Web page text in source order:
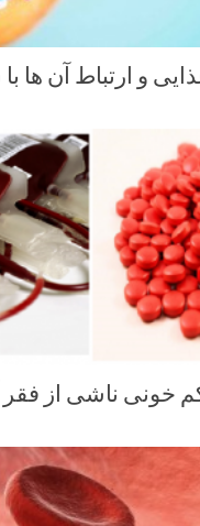
و ارتباط آن ها
خونی ناشی از